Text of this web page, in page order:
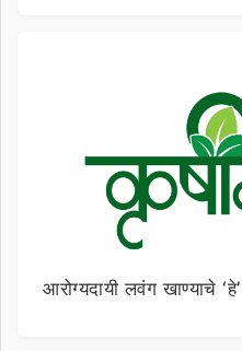
आरोग्यदायी लवंग खाण्याचे